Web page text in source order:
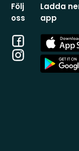
Följ
oss
Facebook
Instagram
Ladda
app
App
Store
App
Store